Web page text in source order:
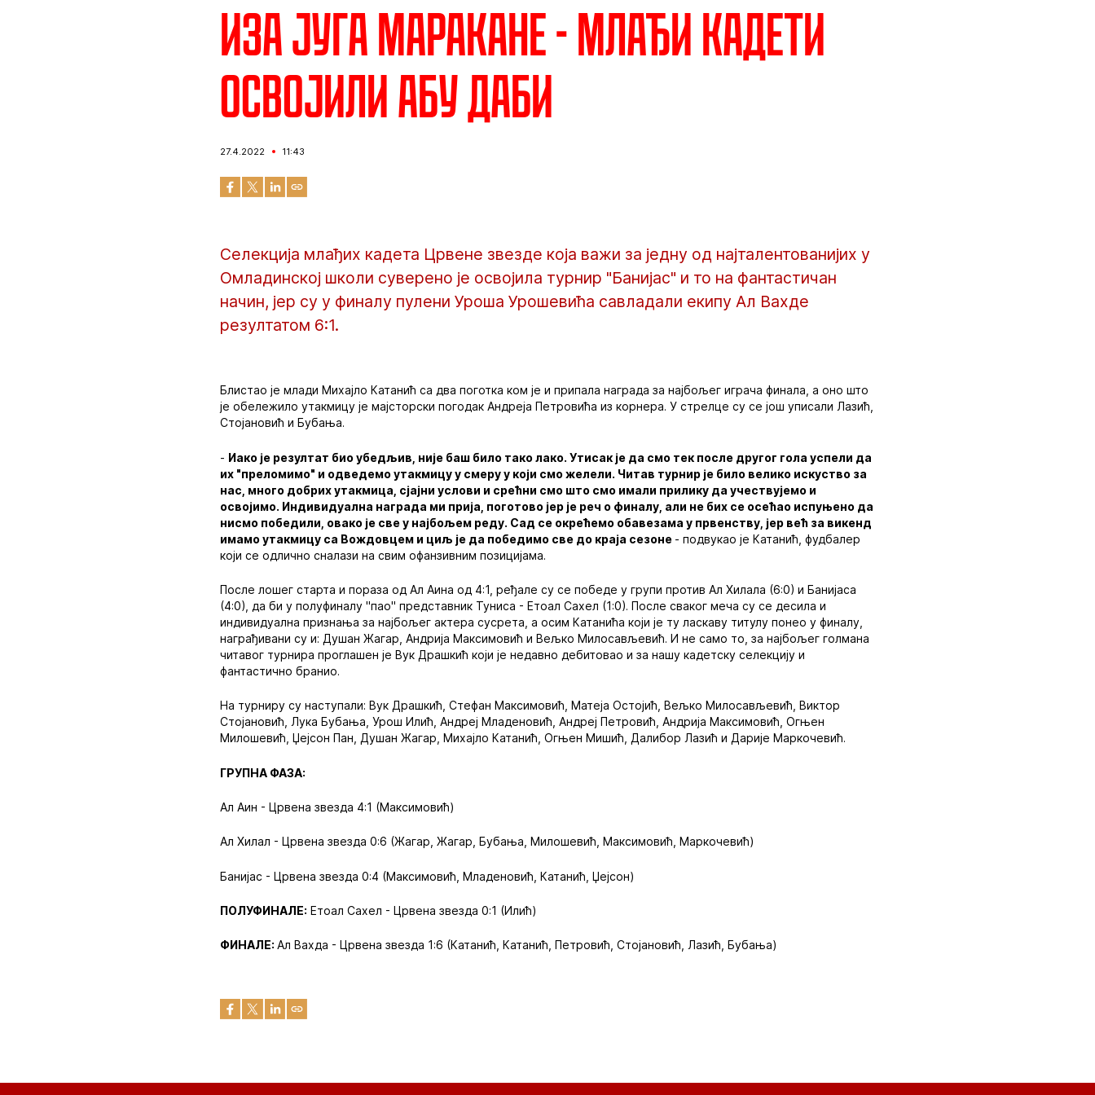
Иза југа Маракане - Млађи кадети
освојили Абу Даби
27.4.2022 11:43
Селекција млађих кадета Црвене звезде која важи за једну од најталентованијих у
Омладинској школи суверено је освојила турнир "Банијас" и то на фантастичан
начин, јер су у финалу пулени Уроша Урошевића савладали екипу Ал Вахде
резултатом 6:1.
Блистао је млади Михајло Катанић са два поготка ком је и припала награда за најбољег играча финала, а оно што
је обележило утакмицу је мајсторски погодак Андреја Петровића из корнера. У стрелце су се још уписали Лазић,
Стојановић и Бубања.
- Иако је резултат био убедљив, није баш било тако лако. Утисак је да смо тек после другог гола успели да
их "преломимо" и одведемо утакмицу у смеру у који смо желели. Читав турнир је било велико искуство за
нас, много добрих утакмица, сјајни услови и срећни смо што смо имали прилику да учествујемо и
освојимо. Индивидуална награда ми прија, поготово јер је реч о финалу, али не бих се осећао испуњено да
нисмо победили, овако је све у најбољем реду. Сад се окрећемо обавезама у првенству, јер већ за викенд
имамо утакмицу са Вождовцем и циљ је да победимо све до краја сезоне - подвукао је Катанић, фудбалер
који се одлично сналази на свим офанзивним позицијама.
После лошег старта и пораза од Ал Аина од 4:1, ређале су се победе у групи против Ал Хилала (6:0) и Банијаса
(4:0), да би у полуфиналу "пао" представник Туниса - Етоал Сахел (1:0). После сваког меча су се десила и
индивидуална признања за најбољег актера сусрета, а осим Катанића који је ту ласкаву титулу понео у финалу,
награђивани су и: Душан Жагар, Андрија Максимовић и Вељко Милосављевић. И не само то, за најбољег голмана
читавог турнира проглашен је Вук Драшкић који је недавно дебитовао и за нашу кадетску селекцију и
фантастично бранио.
На турниру су наступали: Вук Драшкић, Стефан Максимовић, Матеја Остојић, Вељко Милосављевић, Виктор
Стојановић, Лука Бубања, Урош Илић, Андреј Младеновић, Андреј Петровић, Андрија Максимовић, Огњен
Милошевић, Џејсон Пан, Душан Жагар, Михајло Катанић, Огњен Мишић, Далибор Лазић и Дарије Маркочевић.
ГРУПНА ФАЗА:
Ал Аин - Црвена звезда 4:1 (Максимовић)
Ал Хилал - Црвена звезда 0:6 (Жагар, Жагар, Бубања, Милошевић, Максимовић, Маркочевић)
Банијас - Црвена звезда 0:4 (Максимовић, Младеновић, Катанић, Џејсон)
ПОЛУФИНАЛЕ: Етоал Сахел - Црвена звезда 0:1 (Илић)
ФИНАЛЕ:Ал Вахда - Црвена звезда 1:6 (Катанић, Катанић, Петровић, Стојановић, Лазић, Бубања)